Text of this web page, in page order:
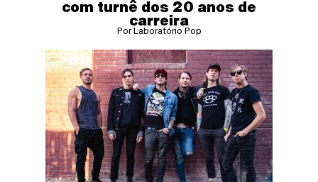
com turnê dos 20 anos de
carreira
Por Laboratório Pop